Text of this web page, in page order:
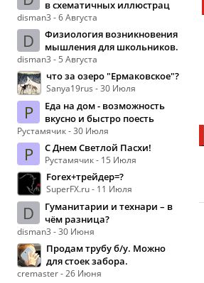
в схематичных иллюстрац
disman3 - 6 Августа
D
Физиология возникновения
мышления для школьников.
disman3 - 5 Августа
что за озеро "Ермаковское"?
Sanya19rus - 30 Июля
Р
Еда на дом - возможность
вкусно и быстро поесть
Рустамячик - 30 Июля
Р С Днем Светлой Пасхи!
Рустамячик - 15 Июля
Forex+трейдер=?
SuperFX.ru - 11 Июля
D
Гуманитарии и технари – в
чём разница?
disman3 - 30 Июня
Продам трубу б/у. Можно
для стоек забора.
cremaster - 26 Июня